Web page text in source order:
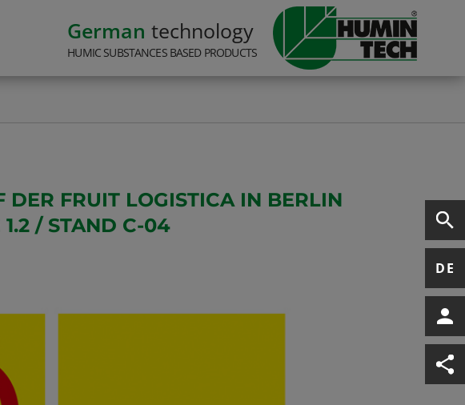
German technology
HUMIC SUBSTANCES BASED PRODUCTS
DE
DER FRUIT LOGISTICA IN BERLIN
1.2 / STAND C-04